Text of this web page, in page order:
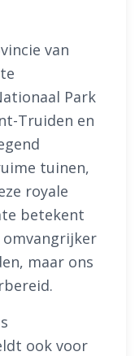
van
Park
Truiden en
tuinen,
royale
betekent
maar ons
ook voor